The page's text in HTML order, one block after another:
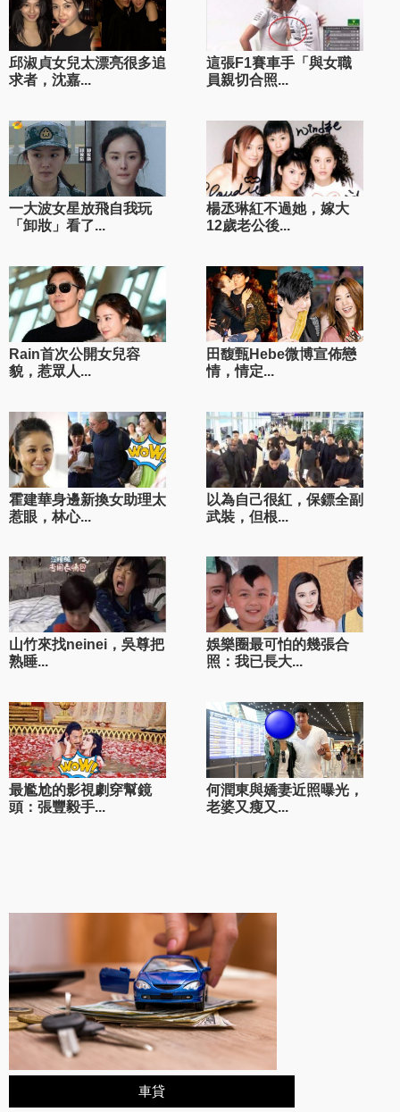
邱淑貞女兒太漂亮很多追
求者，沈嘉...
這張F1賽車手「與女職
員親切合照...
一大波女星放飛自我玩
「卸妝」看了...
楊丞琳紅不過她，嫁大
12歲老公後...
Rain首次公開女兒容
貌，惹眾人...
田馥甄Hebe微博宣佈戀
情，情定...
霍建華身邊新換女助理太
惹眼，林心...
以為自己很紅，保鏢全副
武裝，但根...
山竹來找neinei，吳尊把
熟睡...
娛樂圈最可怕的幾張合
照：我已長大...
最尷尬的影視劇穿幫鏡
頭：張豐毅手...
何潤東與嬌妻近照曝光，
老婆又瘦又...
車貸